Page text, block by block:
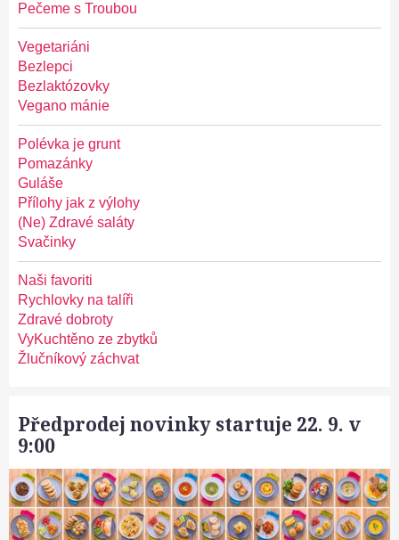
Pečeme s Troubou
Vegetariáni
Bezlepci
Bezlaktózovky
Vegano mánie
Polévka je grunt
Pomazánky
Guláše
Přílohy jak z výlohy
(Ne) Zdravé saláty
Svačinky
Naši favoriti
Rychlovky na talíři
Zdravé dobroty
VyKuchtěno ze zbytků
Žlučníkový záchvat
Předprodej novinky startuje 22. 9. v
9:00